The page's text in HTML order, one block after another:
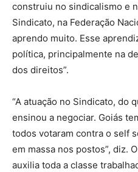
construiu no sindicalismo e
Sindicato, na Federação
aprendo muito. Esse
política, principalmente na
dos direitos”.
“A atuação no Sindicato, do
ensinou a negociar. Goiás
todos votaram contra o self
em massa nos postos”, diz.
auxilia toda a classe